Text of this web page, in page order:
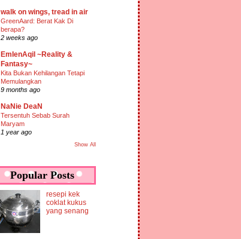
walk on wings, tread in air
GreenAard: Berat Kak Di
berapa?
2 weeks ago
EmIenAqil ~Reality &
Fantasy~
Kita Bukan Kehilangan Tetapi
Memulangkan
9 months ago
NaNie DeaN
Tersentuh Sebab Surah
Maryam
1 year ago
Show All
Popular Posts
resepi kek
coklat kukus
yang senang